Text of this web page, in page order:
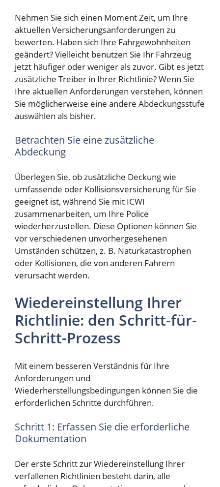
Nehmen Sie sich einen Moment Zeit, um Ihre
aktuellen Versicherungsanforderungen zu
bewerten. Haben sich Ihre Fahrgewohnheiten
geändert? Vielleicht benutzen Sie Ihr Fahrzeug
jetzt häufiger oder weniger als zuvor. Gibt es jetzt
zusätzliche Treiber in Ihrer Richtlinie? Wenn Sie
Ihre aktuellen Anforderungen verstehen, können
Sie möglicherweise eine andere Abdeckungsstufe
auswählen als bisher.
Betrachten Sie eine zusätzliche
Abdeckung
Überlegen Sie, ob zusätzliche Deckung wie
umfassende oder Kollisionsversicherung für Sie
geeignet ist, während Sie mit ICWI
zusammenarbeiten, um Ihre Police
wiederherzustellen. Diese Optionen können Sie
vor verschiedenen unvorhergesehenen
Umständen schützen, z. B. Naturkatastrophen
oder Kollisionen, die von anderen Fahrern
verursacht werden.
Wiedereinstellung Ihrer
Richtlinie: den Schritt-für-
Schritt-Prozess
Mit einem besseren Verständnis für Ihre
Anforderungen und
Wiederherstellungsbedingungen können Sie die
erforderlichen Schritte durchführen.
Schritt 1: Erfassen Sie die erforderliche
Dokumentation
Der erste Schritt zur Wiedereinstellung Ihrer
verfallenen Richtlinien besteht darin, alle